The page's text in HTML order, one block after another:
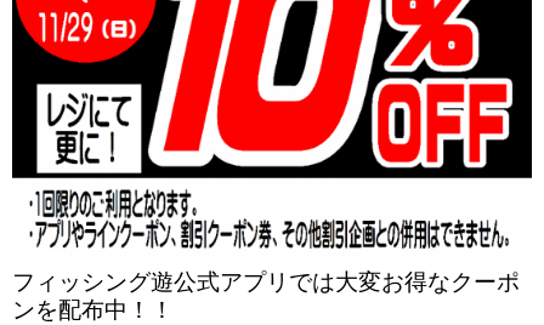
フィッシング遊公式アプリでは大変お得なクーポ
ンを配布中！！